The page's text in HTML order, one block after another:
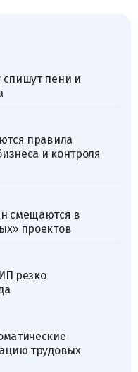
спишут пени и
правила
и контроля
смещаются в
проектов
резко
трудовых